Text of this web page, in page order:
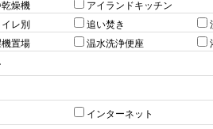
燥機
アイランドキッチン
レ別 追い焚き
置場
温水洗浄便座
インターネット